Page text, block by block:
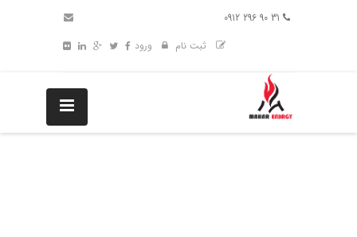
ثبت نام
ورود